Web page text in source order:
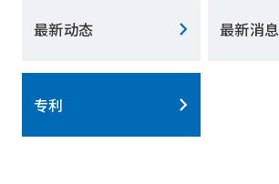
最新动态 最新消息
专利